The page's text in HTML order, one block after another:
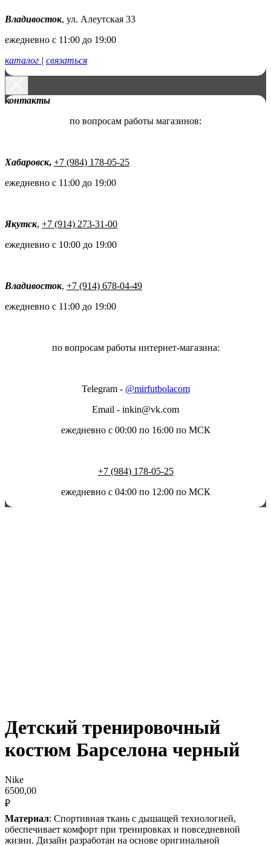
Владивосток, ул. Алеутская 33
ежедневно с 11:00 до 19:00
каталог | связаться
контакты
по вопросам работы магазинов:
Хабаровск, +7 (984) 178-05-25
ежедневно с 11:00 до 19:00
Якутск, +7 (914) 273-31-00
ежедневно с 10:00 до 19:00
Владивосток, +7 (914) 678-04-49
ежедневно с 11:00 до 19:00
по вопросам работы интернет-магазина:
Telegram - @mirfutbolacom
Email - inkin@vk.com
ежедневно с 00:00 по 16:00 по МСК
+7 (984) 178-05-25
ежедневно с 04:00 по 12:00 по МСК
Детский тренировочный
костюм Барселона черный
Nike
6500,00
₽
Материал: Спортивная ткань с дышащей технологией,
обеспечивает комфорт при тренировках и повседневной
жизни. Дизайн разработан на основе оригинальной